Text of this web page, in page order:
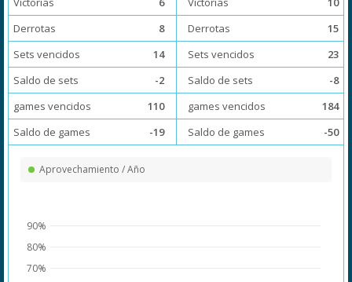
Derrotas
8
Sets vencidos
14
Saldo de sets
-2
games vencidos
110
Saldo de games
-19
Derrotas
15
Sets vencidos
23
Saldo de sets
-8
games vencidos
184
Saldo de games
-50
Aprovechamiento / Año
70%
80%
90%